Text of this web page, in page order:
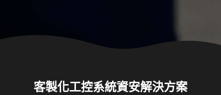
客製化工控系統資安解決方案​